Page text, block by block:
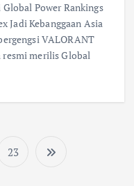
Power Rankings
Jadi Kebanggaan Asia
VALORANT
resmi merilis Global
23